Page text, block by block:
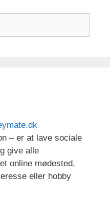
– er at lave sociale
give alle
online mødested,
eller hobby